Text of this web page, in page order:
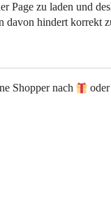
zu laden und
davon hindert korrekt
Shopper nach